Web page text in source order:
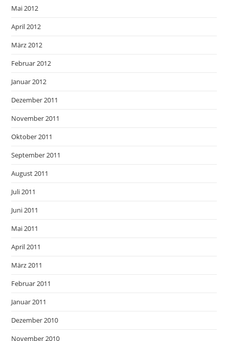
Mai 2012
April 2012
März 2012
Februar 2012
Januar 2012
Dezember 2011
November 2011
Oktober 2011
September 2011
August 2011
Juli 2011
Juni 2011
Mai 2011
April 2011
März 2011
Februar 2011
Januar 2011
Dezember 2010
November 2010